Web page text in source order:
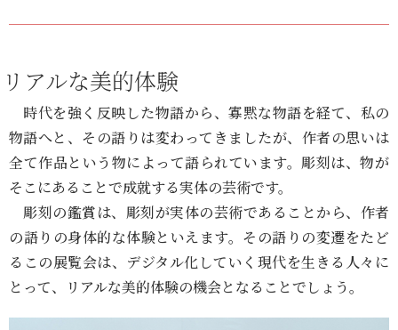
リアルな美的体験
時代を強く反映した物語から、寡黙な物語を経て、私の
物語へと、その語りは変わってきましたが、作者の思いは
全て作品という物によって語られています。彫刻は、物が
そこにあることで成就する実体の芸術です。
彫刻の鑑賞は、彫刻が実体の芸術であることから、作者
の語りの身体的な体験といえます。その語りの変遷をたど
るこの展覧会は、デジタル化していく現代を生きる人々に
とって、リアルな美的体験の機会となることでしょう。